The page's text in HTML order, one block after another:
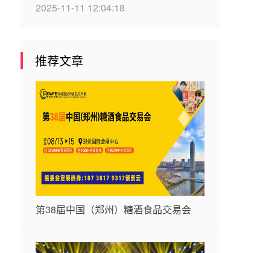
2025-11-11 12:04:18
推荐文章
第38届中国（郑州）糖酒食品交易会